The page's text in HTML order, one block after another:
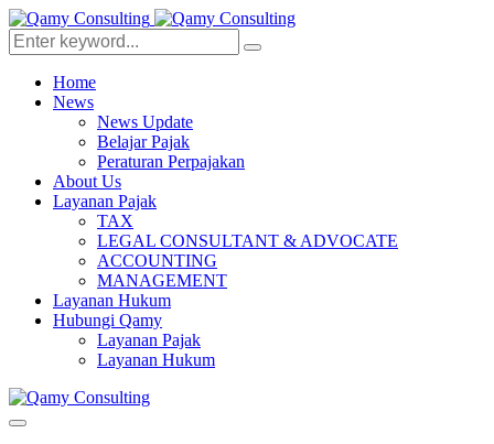
Home
News
News Update
Belajar Pajak
Peraturan Perpajakan
About Us
Layanan Pajak
TAX
LEGAL CONSULTANT & ADVOCATE
ACCOUNTING
MANAGEMENT
Layanan Hukum
Hubungi Qamy
Layanan Pajak
Layanan Hukum